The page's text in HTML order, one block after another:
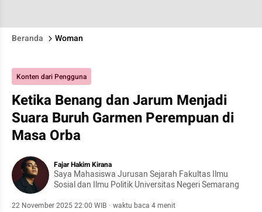
Beranda Woman
Konten dari Pengguna
Ketika Benang dan Jarum Menjadi
Suara Buruh Garmen Perempuan di
Masa Orba
Fajar Hakim Kirana
Saya Mahasiswa Jurusan Sejarah Fakultas Ilmu
Sosial dan Ilmu Politik Universitas Negeri Semarang
22 November 2025 22:00 WIB · waktu baca 4 menit